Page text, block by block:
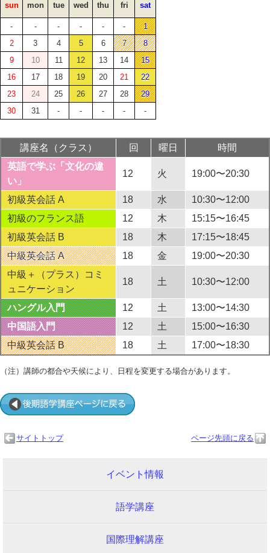
sun mon tue wed thu fri sat
- - - - - -
1
2
3 4 5 6 7
8
9
10 11 12 13 14
15
16
17 18 19 20 21
22
23
24 25 26 27 28
29
30
31 - - - - -
講座名（クラス） 回 曜日
時間
英語で学ぶ「文化の違
い」
12 火 19:00〜20:30
初級英会話 A 18 水
10:30〜12:00
初級のフランス語
12 木
15:15〜16:45
初級英会話 B
18 木
17:15〜18:45
中級英会話 A
18 金
19:00〜20:30
中級＋（プラス）コミ
ュニケーション
18 土 10:30〜12:00
ハングル入門 12 土
13:00〜14:30
中国語入門
12 土
15:00〜16:30
中級英会話 B
18 土 17:00〜18:30
（注）講師の都合や天候により、日程を変更する場合があります。
ページ先頭に戻る
サイトトップ
イベント情報
語学講座
国際理解講座